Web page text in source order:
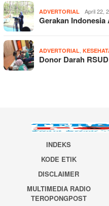
ADVERTORIAL April 22,
Gerakan
ADVERTORIAL
Donor Darah
INDEKS
KODE ETIK
DISCLAIMER
MULTIMEDIA RADIO
TEROPONGPOST